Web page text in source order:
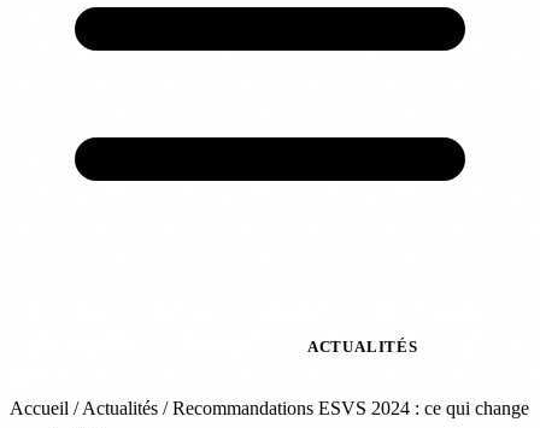
ACTUALITÉS
Accueil / Actualités / Recommandations ESVS 2024 : ce qui change